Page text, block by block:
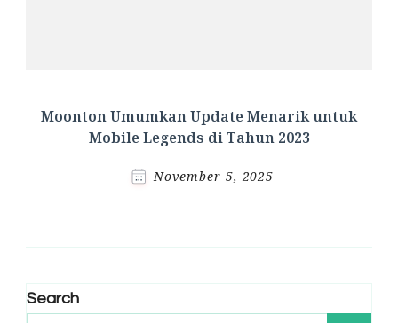
Moonton Umumkan Update Menarik untuk
Mobile Legends di Tahun 2023
November 5, 2025
Search